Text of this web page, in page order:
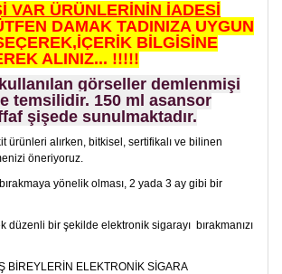
VAR ÜRÜNLERİNİN İADESİ
DAMAK TADINIZA UYGUN
BİLGİSİNE
ALINIZ... !!!!!
görseller demlenmişi
temsilidir. 150 ml asansor
şişede sunulmaktadır.
ürünleri alırken, bitkisel, sertifikalı ve bilinen
öneriyoruz.
bırakmaya yönelik olması, 2 yada 3 ay gibi bir
düzenli bir şekilde elektronik sigarayı bırakmanızı
BİREYLERİN ELEKTRONİK SİGARA